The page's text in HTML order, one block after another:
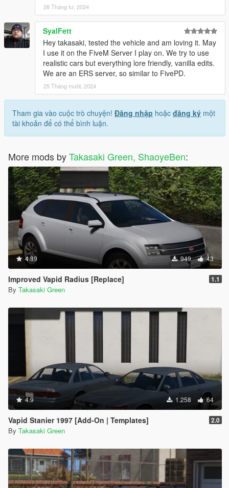
28 Tháng tư, 2024
SyalFett
Hey takasaki, tested the vehicle and am loving it. May
I use it on the FiveM Server I play on. We try to use
realistic cars but everything lore friendly, vanilla edits.
We are an ERS server, so similar to FivePD.
25 Tháng mười, 2024
Tham gia vào cuộc trò chuyện! Đăng nhập hoặc đăng ký một
tài khoản để có thể bình luận.
More mods byTakasaki Green, ShaoyeBen:
4.89 949 43
Improved Vapid Radius [Replace] 1.1
By Takasaki Green
4.9 1.258 64
Vapid Stanier 1997 [Add-On | Templates] 2.0
By Takasaki Green